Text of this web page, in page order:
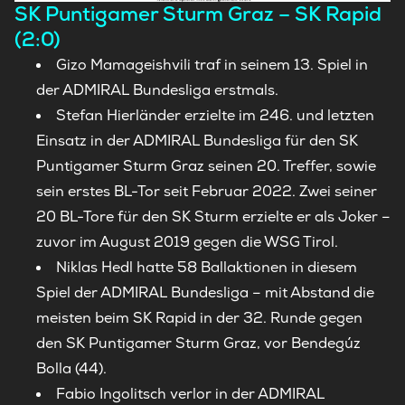
SK Puntigamer Sturm Graz – SK Rapid
(2:0)
Gizo Mamageishvili traf in seinem 13. Spiel in
der ADMIRAL Bundesliga erstmals.
Stefan Hierländer erzielte im 246. und letzten
Einsatz in der ADMIRAL Bundesliga für den SK
Puntigamer Sturm Graz seinen 20. Treffer, sowie
sein erstes BL-Tor seit Februar 2022. Zwei seiner
20 BL-Tore für den SK Sturm erzielte er als Joker –
zuvor im August 2019 gegen die WSG Tirol.
Niklas Hedl hatte 58 Ballaktionen in diesem
Spiel der ADMIRAL Bundesliga – mit Abstand die
meisten beim SK Rapid in der 32. Runde gegen
den SK Puntigamer Sturm Graz, vor Bendegúz
Bolla (44).
Fabio Ingolitsch verlor in der ADMIRAL